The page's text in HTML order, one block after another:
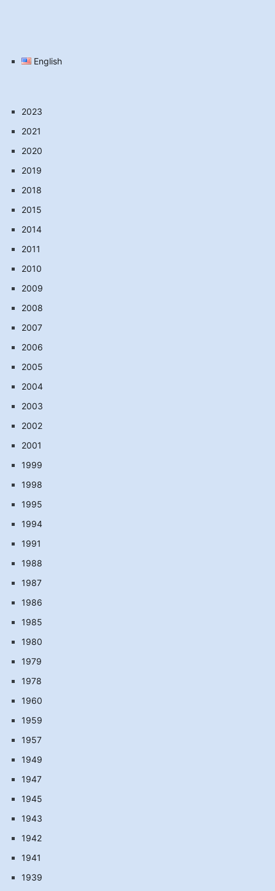
English
2023
2021
2020
2019
2018
2015
2014
2011
2010
2009
2008
2007
2006
2005
2004
2003
2002
2001
1999
1998
1995
1994
1991
1988
1987
1986
1985
1980
1979
1978
1960
1959
1957
1949
1947
1945
1943
1942
1941
1939